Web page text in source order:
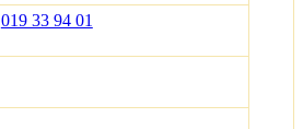
019 33 94 01